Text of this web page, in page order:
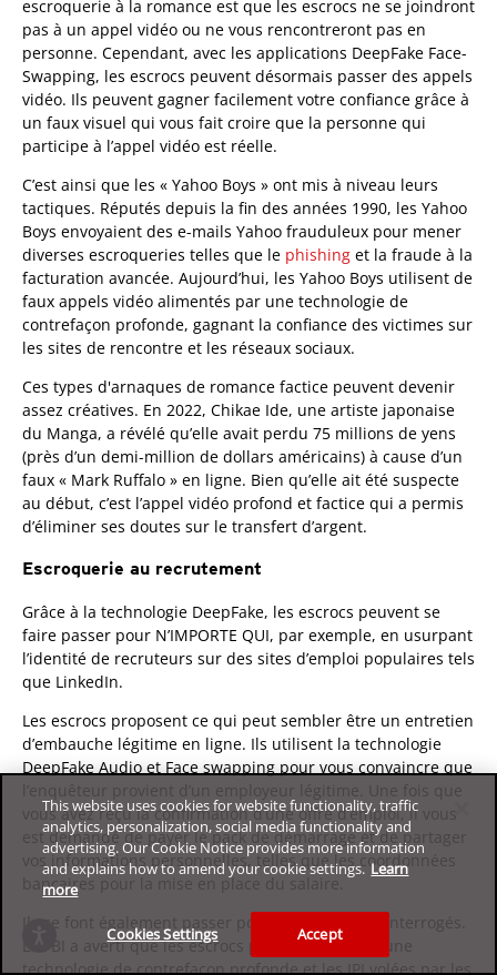
escroquerie à la romance est que les escrocs ne se joindront
pas à un appel vidéo ou ne vous rencontreront pas en
personne. Cependant, avec les applications DeepFake Face-
Swapping, les escrocs peuvent désormais passer des appels
vidéo. Ils peuvent gagner facilement votre confiance grâce à
un faux visuel qui vous fait croire que la personne qui
participe à l’appel vidéo est réelle.
C’est ainsi que les « Yahoo Boys » ont mis à niveau leurs
tactiques. Réputés depuis la fin des années 1990, les Yahoo
Boys envoyaient des e-mails Yahoo frauduleux pour mener
diverses escroqueries telles que le phishing et la fraude à la
facturation avancée. Aujourd’hui, les Yahoo Boys utilisent de
faux appels vidéo alimentés par une technologie de
contrefaçon profonde, gagnant la confiance des victimes sur
les sites de rencontre et les réseaux sociaux.
Ces types d'arnaques de romance factice peuvent devenir
assez créatives. En 2022, Chikae Ide, une artiste japonaise
du Manga, a révélé qu’elle avait perdu 75 millions de yens
(près d’un demi-million de dollars américains) à cause d’un
faux « Mark Ruffalo » en ligne. Bien qu’elle ait été suspecte
au début, c’est l’appel vidéo profond et factice qui a permis
d’éliminer ses doutes sur le transfert d’argent.
Escroquerie au recrutement
Grâce à la technologie DeepFake, les escrocs peuvent se
faire passer pour N’IMPORTE QUI, par exemple, en usurpant
l’identité de recruteurs sur des sites d’emploi populaires tels
que LinkedIn.
Les escrocs proposent ce qui peut sembler être un entretien
d’embauche légitime en ligne. Ils utilisent la technologie
DeepFake Audio et Face swapping pour vous convaincre que
l’enquêteur provient d’un employeur légitime. Une fois que
vous avez reçu la confirmation d’une offre d’emploi, il vous
est demandé de payer le pack de démarrage et de partager
vos informations personnelles, telles que les coordonnées
bancaires pour la mise en place du salaire.
Ils se font également passer pour des candidats interrogés.
Le FBI a averti que les escrocs pouvaient utiliser une
technologie de contrefaçon profonde et les IPI volées par les
This website uses cookies for website functionality, traffic
analytics, personalization, social media functionality and
advertising. Our Cookie Notice provides more information
and explains how to amend your cookie settings. Learn
more
Cookies Settings Accept